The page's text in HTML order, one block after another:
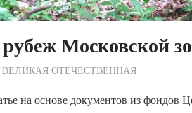
Московской
Дежурный по Редакции
ВЕЛИКАЯ ОТЕЧЕСТВЕННАЯ
на основе документов из фондов